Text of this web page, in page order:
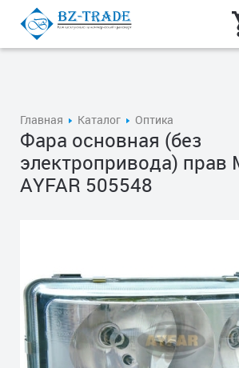
Главная Каталог Оптика
Фара основная (без
электропривода) прав
AYFAR 505548